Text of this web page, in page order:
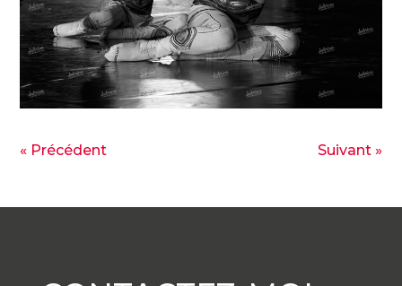
« Précédent Suivant »